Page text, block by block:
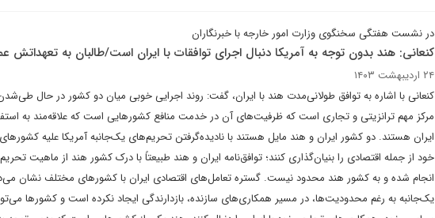
در نشست هفتگی سخنگوی وزارت امور خارجه با خبرنگاران
کنعانی: هند بدون توجه به آمریکا دنبال اجرای توافقات با ایران است/طالبان به تعهداتش
۲۴ اردیبهشت ۱۴۰۳
کنعانی با اشاره به توافق طولانی‌مدت هند با ایران، گفت: روند اجرایی خوبی میان دو کشور در حال
مرکز مهم ترانزیتی و تجاری است که ظرفیت‌های آن در خدمت منافع کشورهایی است که علاقه‌مند به
ایران هستند. دو کشور ایران و هند مایل هستند با نادیده‌گرفتن تحریم‌های یک‌جانبه آمریکا علیه
خود از جمله اقتصادی را بنیان‌گذاری کنند؛ توافق‌نامه ایران و هند طبیعتاً با درک کشور هند از ماهیت
انجام شده و به کشور هند محدود نیست. گستره تعامل‌های اقتصادی ایران با کشورهای مختلف نشان
یک‌جانبه به رغم محدودیت‌ها، در مسیر همکاری‌های سازنده، بازدارندگی ایجاد نکرده است و کشورها